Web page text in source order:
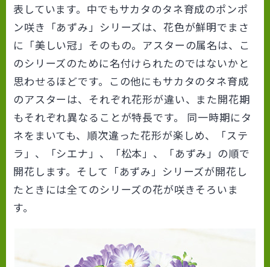
表しています。中でもサカタのタネ育成のポンポ
ン咲き「あずみ」シリーズは、花色が鮮明でまさ
に「美しい冠」そのもの。アスターの属名は、こ
のシリーズのために名付けられたのではないかと
思わせるほどです。この他にもサカタのタネ育成
のアスターは、それぞれ花形が違い、また開花期
もそれぞれ異なることが特長です。 同一時期にタ
ネをまいても、順次違った花形が楽しめ、「ステ
ラ」、「シエナ」、「松本」、「あずみ」の順で
開花します。そして「あずみ」シリーズが開花し
たときには全てのシリーズの花が咲きそろいま
す。